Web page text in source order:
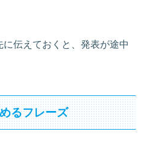
伝えておくと、発表が途中
るフレーズ